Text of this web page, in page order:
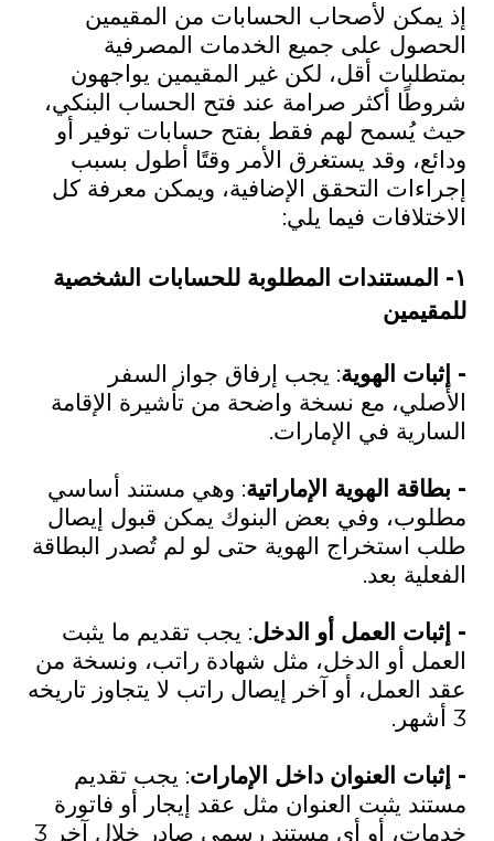
إذ يمكن لأصحاب الحسابات من المقيمين
الحصول على جميع الخدمات المصرفية
بمتطلبات أقل، لكن غير المقيمين يواجهون
شروطًا أكثر صرامة عند فتح الحساب البنكي،
حيث يُسمح لهم فقط بفتح حسابات توفير أو
ودائع، وقد يستغرق الأمر وقتًا أطول بسبب
إجراءات التحقق الإضافية، ويمكن معرفة كل
الاختلافات فيما يلي:
١- المستندات المطلوبة للحسابات الشخصية
للمقيمين
- إثبات الهوية: يجب إرفاق جواز السفر
الأصلي، مع نسخة واضحة من تأشيرة الإقامة
السارية في الإمارات.
- بطاقة الهوية الإماراتية: وهي مستند أساسي
مطلوب، وفي بعض البنوك يمكن قبول إيصال
طلب استخراج الهوية حتى لو لم تُصدر البطاقة
الفعلية بعد.
- إثبات العمل أو الدخل: يجب تقديم ما يثبت
العمل أو الدخل، مثل شهادة راتب، ونسخة من
عقد العمل، أو آخر إيصال راتب لا يتجاوز تاريخه
3 أشهر.
- إثبات العنوان داخل الإمارات: يجب تقديم
مستند يثبت العنوان مثل عقد إيجار أو فاتورة
خدمات، أو أي مستند رسمي صادر خلال آخر 3